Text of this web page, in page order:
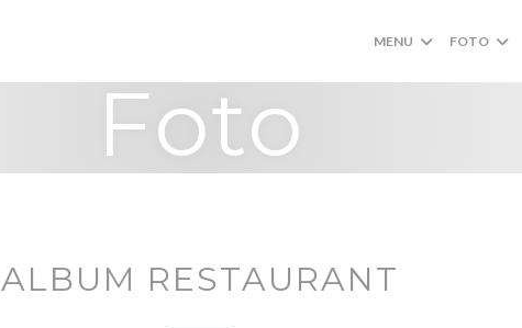
MENU FOTO
Foto
ALBUM RESTAURANT